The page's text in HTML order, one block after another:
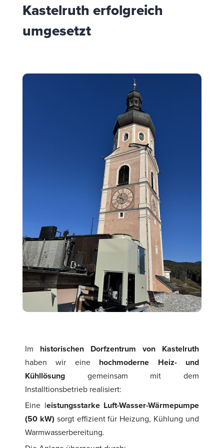
Kastelruth erfolgreich
umgesetzt
Im historischen Dorfzentrum von
Kastelruth
haben wir einehochmoderne Heiz- und
Kühllösung gemeinsam mit dem
Installtionsbetrieb realisiert:
Eine leistungsstarke Luft-Wasser-Wärmepumpe
(50 kW) sorgt effizient für Heizung, Kühlung und
Warmwasserbereitung.